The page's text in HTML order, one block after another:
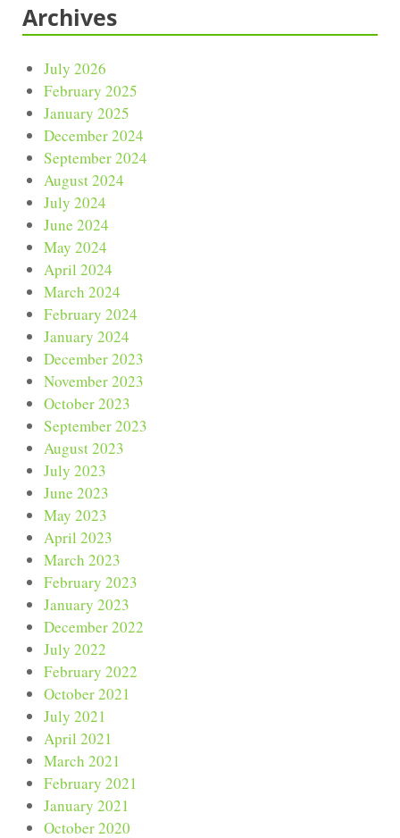
Archives
July 2026
February 2025
January 2025
December 2024
September 2024
August 2024
July 2024
June 2024
May 2024
April 2024
March 2024
February 2024
January 2024
December 2023
November 2023
October 2023
September 2023
August 2023
July 2023
June 2023
May 2023
April 2023
March 2023
February 2023
January 2023
December 2022
July 2022
February 2022
October 2021
July 2021
April 2021
March 2021
February 2021
January 2021
October 2020